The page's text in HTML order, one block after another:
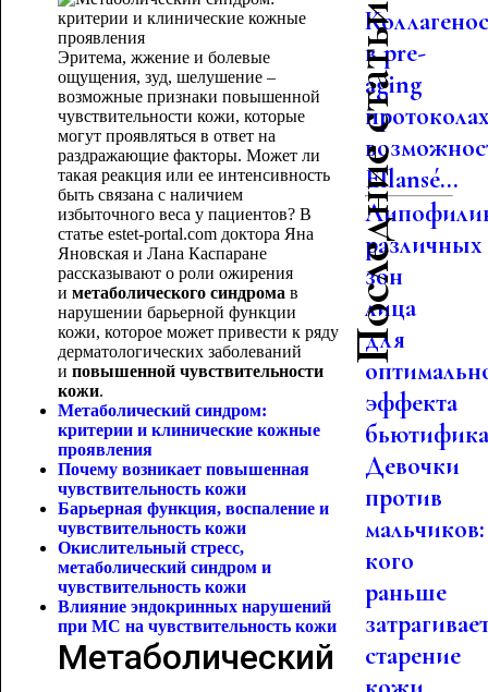
Эритема, жжение и болевые
ощущения, зуд, шелушение –
возможные признаки повышенной
чувствительности кожи, которые
могут проявляться в ответ на
раздражающие факторы. Может ли
такая реакция или ее интенсивность
быть связана с наличием
избыточного веса у пациентов? В
статье estet-portal.com доктора Яна
Яновская и Лана Каспаране
рассказывают о роли ожирения
и метаболического синдрома в
нарушении барьерной функции
кожи, которое может привести к ряду
дерматологических заболеваний
и повышенной чувствительности
кожи.
Метаболический синдром:
критерии и клинические кожные
проявления
Почему возникает повышенная
чувствительность кожи
Барьерная функция, воспаление и
чувствительность кожи
Окислительный стресс,
метаболический синдром и
чувствительность кожи
Влияние эндокринных нарушений
при МС на чувствительность кожи
Метаболический
Последние статьи
в pre-
aging
Ellansé...
различных
зон
лица
для
эффекта
Девочки
против
мальчиков:
кого
раньше
старение